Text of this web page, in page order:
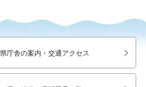
県庁舎の案内・交通アクセス